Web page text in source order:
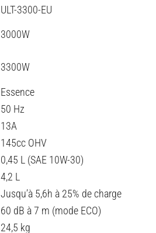
ULT-3300-EU
3000W
3300W
Essence
50 Hz
13A
145cc OHV
0,45 L (SAE 10W-30)
4,2 L
Jusqu’à 5,6h à 25% de charge
60 dB à 7 m (mode ECO)
24,5 kg